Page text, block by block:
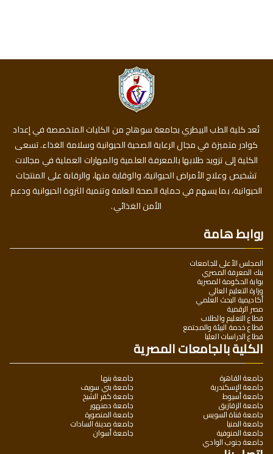
تُعد كلية الطب البيطري بجامعة سوهاج من الكليات المتخصصة في إعداد
كوادر متميزة في مجال الرعاية الصحية الحيوانية وسلامة الغذاء. تسعى
الكلية إلى تزويد طلابها بالمعرفة العلمية والمهارات العملية في مجالات
تشخيص وعلاج الأمراض الحيوانية، والوقاية منها، والرقابة على المنتجات
الحيوانية، بما يسهم في حماية الصحة العامة وتنمية الثروة الحيوانية ودعم
الأمن الغذائي.
روابط هامة
المجلس الأعلى للجامعات
بنك المعرفة المصري
بوابة الحكومة المصرية
وزارة التعليم العالي
أكاديمية البحث العلمي
مصر الرقمية
قطاع التعليم والطلاب
قطاع خدمة البيئة والمجتمع
قطاع الدراسات العليا
الكلية بالجامعات المصرية
جامعة القاهرة
جامعة الإسكندرية
جامعة أسيوط
جامعة الزقازيق
جامعة قناة السويس
جامعة المنيا
جامعة المنوفية
جامعة جنوب الوادي
جامعة بنها
جامعة بني سويف
جامعة كفر الشيخ
جامعة دمنهور
جامعة المنصورة
جامعة مدينة السادات
جامعة أسوان